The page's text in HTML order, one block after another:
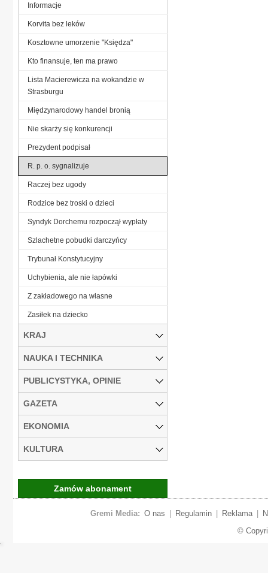
Informacje
Korvita bez leków
Kosztowne umorzenie "Księdza"
Kto finansuje, ten ma prawo
Lista Macierewicza na wokandzie w
Strasburgu
Międzynarodowy handel bronią
Nie skarży się konkurencji
Prezydent podpisał
R. p. o. sygnalizuje
Raczej bez ugody
Rodzice bez troski o dzieci
Syndyk Dorchemu rozpoczął wypłaty
Szlachetne pobudki darczyńcy
Trybunał Konstytucyjny
Uchybienia, ale nie łapówki
Z zakładowego na własne
Zasiłek na dziecko
KRAJ
NAUKA I TECHNIKA
PUBLICYSTYKA, OPINIE
GAZETA
EKONOMIA
KULTURA
Zamów abonament
Gremi Media: O nas Regulamin Reklama
©